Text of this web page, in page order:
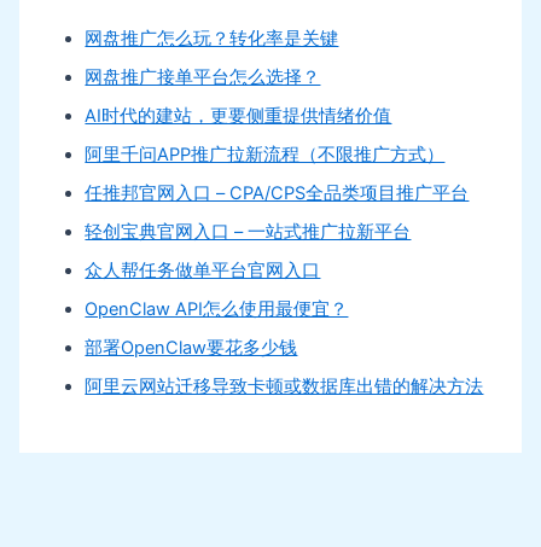
网盘推广怎么玩？转化率是关键
网盘推广接单平台怎么选择？
AI时代的建站，更要侧重提供情绪价值
阿里千问APP推广拉新流程（不限推广方式）
任推邦官网入口 – CPA/CPS全品类项目推广平台
轻创宝典官网入口 – 一站式推广拉新平台
众人帮任务做单平台官网入口
OpenClaw API怎么使用最便宜？
部署OpenClaw要花多少钱
阿里云网站迁移导致卡顿或数据库出错的解决方法